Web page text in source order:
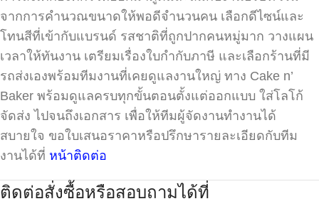
จากการคำนวณขนาดให้พอดีจำนวนคน เลือกดีไซน์และ
โทนสีที่เข้ากับแบรนด์ รสชาติที่ถูกปากคนหมู่มาก วางแผน
เวลาให้ทันงาน เตรียมเรื่องใบกำกับภาษี และเลือกร้านที่มี
รถส่งเองพร้อมทีมงานที่เคยดูแลงานใหญ่ ทาง Cake n’
Baker พร้อมดูแลครบทุกขั้นตอนตั้งแต่ออกแบบ ใส่โลโก้
จัดส่ง ไปจนถึงเอกสาร เพื่อให้ทีมผู้จัดงานทำงานได้
สบายใจ ขอใบเสนอราคาหรือปรึกษารายละเอียดกับทีม
งานได้ที่ หน้าติดต่อ
ติดต่อสั่งซื้อหรือสอบถามได้ที่